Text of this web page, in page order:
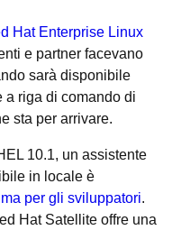
Hat Enterprise Linux
e partner facevano
sarà disponibile
a riga di comando di
sta per arrivare.
10.1, un assistente
in locale è
per gli sviluppatori.
Hat Satellite offre una